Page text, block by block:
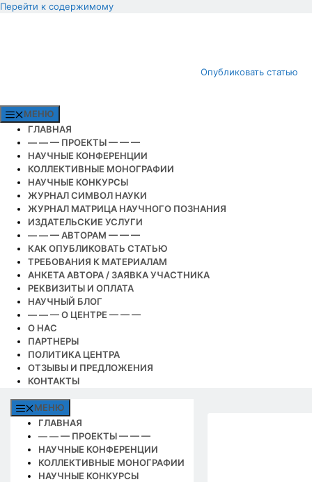
Перейти к содержимому
Опубликовать статью
МЕНЮ
ГЛАВНАЯ
— — — ПРОЕКТЫ — — —
НАУЧНЫЕ КОНФЕРЕНЦИИ
КОЛЛЕКТИВНЫЕ МОНОГРАФИИ
НАУЧНЫЕ КОНКУРСЫ
ЖУРНАЛ СИМВОЛ НАУКИ
ЖУРНАЛ МАТРИЦА НАУЧНОГО ПОЗНАНИЯ
ИЗДАТЕЛЬСКИЕ УСЛУГИ
— — — АВТОРАМ — — —
КАК ОПУБЛИКОВАТЬ СТАТЬЮ
ТРЕБОВАНИЯ К МАТЕРИАЛАМ
АНКЕТА АВТОРА / ЗАЯВКА УЧАСТНИКА
РЕКВИЗИТЫ И ОПЛАТА
НАУЧНЫЙ БЛОГ
— — — О ЦЕНТРЕ — — —
О НАС
ПАРТНЕРЫ
ПОЛИТИКА ЦЕНТРА
ОТЗЫВЫ И ПРЕДЛОЖЕНИЯ
КОНТАКТЫ
МЕНЮ
ГЛАВНАЯ
— — — ПРОЕКТЫ — — —
НАУЧНЫЕ КОНФЕРЕНЦИИ
КОЛЛЕКТИВНЫЕ МОНОГРАФИИ
НАУЧНЫЕ КОНКУРСЫ